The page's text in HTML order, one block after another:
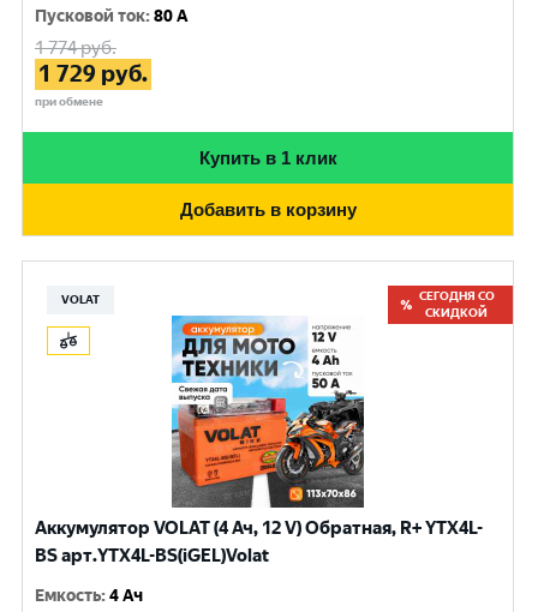
Пусковой ток:80 A
1 774руб.
1 729 руб.
при обмене
Купить в 1 клик
Добавить в корзину
VOLAT
СЕГОДНЯ СО
СКИДКОЙ
Аккумулятор VOLAT (4 Ач, 12 V) Обратная, R+ YTX4L-
BS арт.YTX4L-BS(iGEL)Volat
Емкость:4 Ач